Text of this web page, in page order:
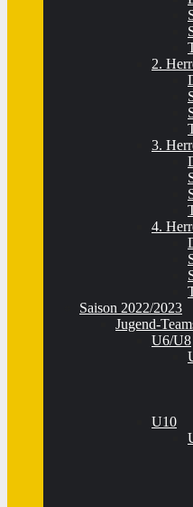
2.
3.
4.
Saison 2022/2023
Jugend-
U6/U8
U10